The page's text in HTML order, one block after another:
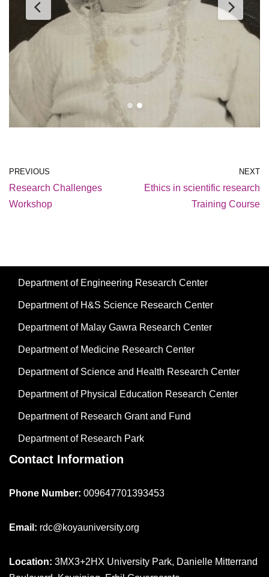
PREVIOUS
Research Challenges
Workshop
NEXT
Ethics in scientific research
Training Course
Department of Engineering Research Center
Department of H&S Science Research Center
Department of Malay Gawra Research Center
Department of Medicine Research Center
Department of Science and Health Research Center
Department of Physical Education Research Center
Department of Research Grant and Fund
Department of Research Park
Contact Information
Phone Number: 009647701393453
Email: rdc@koyauniversity.org
Location: 3MX3+2HX University Park, Danielle Mitterrand